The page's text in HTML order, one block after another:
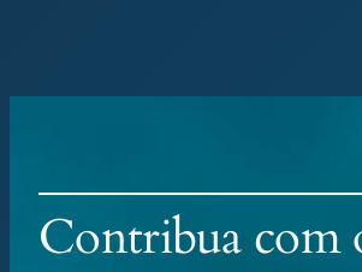
Contribua com